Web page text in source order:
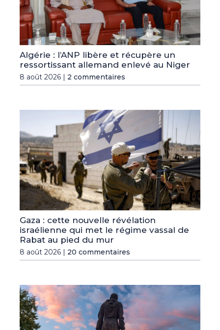
Algérie : l’ANP libère et récupère un
ressortissant allemand enlevé au Niger
8 août 2026 | 2 commentaires
Gaza : cette nouvelle révélation
israélienne qui met le régime vassal de
Rabat au pied du mur
8 août 2026 | 20 commentaires